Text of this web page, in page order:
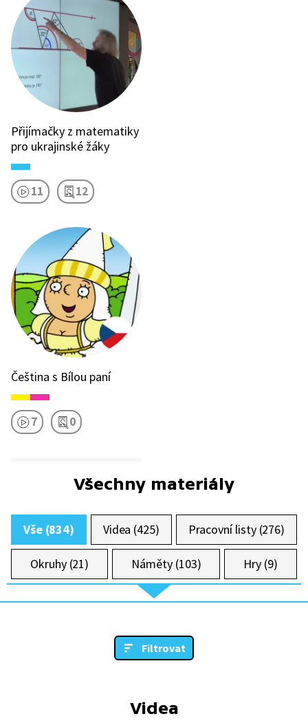
Přijímačky z matematiky
pro ukrajinské žáky
11 12
Čeština s Bílou paní
7 0
Všechny materiály
Vše (834) Videa (425) Pracovní listy (276)
Okruhy (21) Náměty (103) Hry (9)
Filtrovat
Videa